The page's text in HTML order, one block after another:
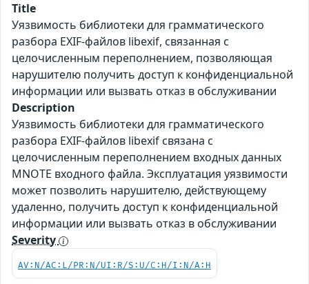
Title
Уязвимость библиотеки для грамматического
разбора EXIF-файлов libexif, связанная с
целочисленным переполнением, позволяющая
нарушителю получить доступ к конфиденциальной
информации или вызвать отказ в обслуживании
Description
Уязвимость библиотеки для грамматического
разбора EXIF-файлов libexif связана с
целочисленным переполнением входных данных
MNOTE входного файла. Эксплуатация уязвимости
может позволить нарушителю, действующему
удаленно, получить доступ к конфиденциальной
информации или вызвать отказ в обслуживании
Severity
AV:N/AC:L/PR:N/UI:R/S:U/C:H/I:N/A:H